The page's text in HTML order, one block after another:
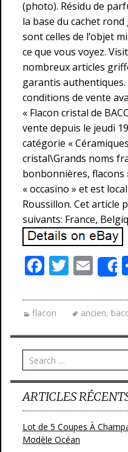
(photo). Résidu de
la base du cachet rond
sont celles de l’objet
ce que vous voyez.
nombreux articles
garantis authentiques.
conditions de vente
« Flacon cristal de
vente depuis le jeudi
catégorie «
cristal\Grands noms
bonbonnières, flacons
« occasino » et est
Roussillon. Cet article
suivants: France,
F
e
b
o
o
k
T
itt
er
E
m
ai
l
flacon ancien,
ARTICLES
Lot de 5 Coupes À
Modèle Océan